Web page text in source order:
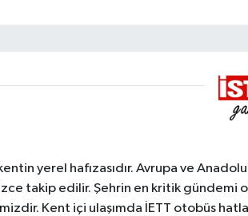
yerel hafızasıdır. Avrupa ve
takip edilir. Şehrin en kritik gündemi
Kent içi ulaşımda İETT otobüs